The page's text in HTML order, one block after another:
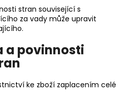
stran související s
za vady může upravit
a povinnosti
ke zboží zaplacením celé